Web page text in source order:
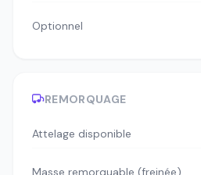
Optionnel
REMORQUAGE
Attelage disponible
Masse remorquable (freinée)